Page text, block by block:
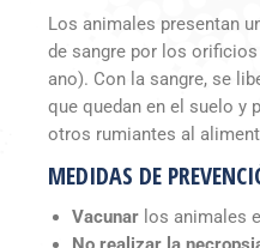
Los animales presentan
de sangre por los
ano). Con la sangre, se
que quedan en el suelo y
otros rumiantes al
MEDIDAS DE
Vacunar los animales